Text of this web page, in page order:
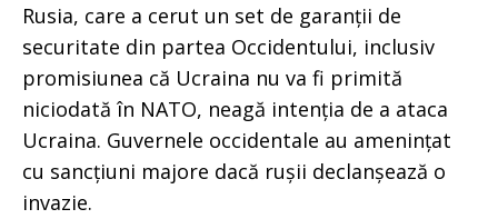
Rusia, care a cerut un set de garanții de
securitate din partea Occidentului, inclusiv
promisiunea că Ucraina nu va fi primită
niciodată în NATO, neagă intenția de a ataca
Ucraina. Guvernele occidentale au amenințat
cu sancțiuni majore dacă rușii declanșează o
invazie.